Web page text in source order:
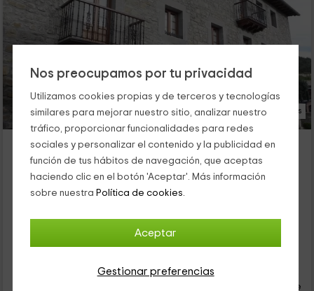
Nos preocupamos por tu privacidad
Utilizamos cookies propias y de terceros y tecnologías
similares para mejorar nuestro sitio, analizar nuestro
tráfico, proporcionar funcionalidades para redes
sociales y personalizar el contenido y la publicidad en
función de tus hábitos de navegación, que aceptas
haciendo clic en el botón 'Aceptar'. Más información
sobre nuestra Política de cookies.
Aceptar
Gestionar preferencias
29 Fotos
Casa Juliana I
Alojamiento ubicado a 6.1km de Izal
Ustes, Navarra
0 opiniones
Reservado 1 veces
2 baños
Contacto directo
persona y noche